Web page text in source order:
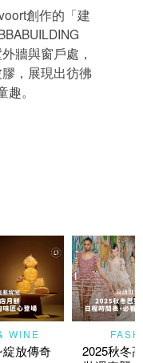
創作的「建
牆與窗戶處，
，展現出彷彿
。
WINE
綻放傳奇
2025秋冬